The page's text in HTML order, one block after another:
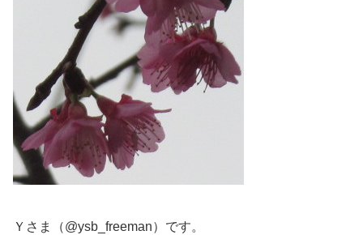
Ｙさま（@ysb_freeman）です。